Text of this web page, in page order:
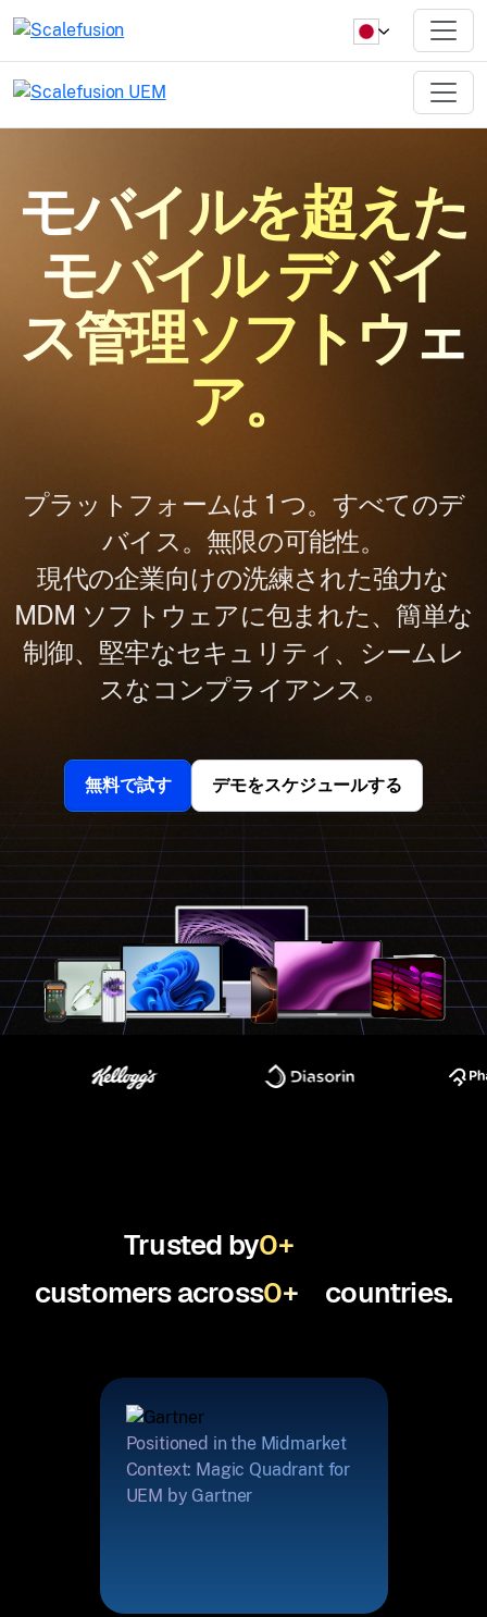
モバイルを超えた
モバイル デバイ
ス管理ソフトウェ
ア。
プラットフォームは 1 つ。すべてのデ
バイス。無限の可能性。
現代の企業向けの洗練された強力な
MDM ソフトウェアに包まれた、簡単な
制御、堅牢なセキュリティ、シームレ
スなコンプライアンス。
無料で試す デモをスケジュールする
Trusted by0+
customers across0+ countries.
Positioned in the Midmarket
Context: Magic Quadrant for
UEM by Gartner